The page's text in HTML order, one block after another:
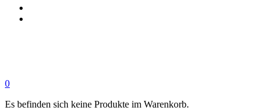
0
Es befinden sich keine Produkte im Warenkorb.